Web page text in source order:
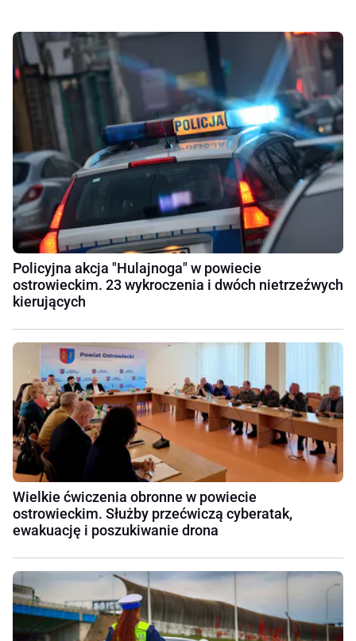
Policyjna akcja "Hulajnoga" w powiecie
ostrowieckim. 23 wykroczenia i dwóch nietrzeźwych
kierujących
Wielkie ćwiczenia obronne w powiecie
ostrowieckim. Służby przećwiczą cyberatak,
ewakuację i poszukiwanie drona